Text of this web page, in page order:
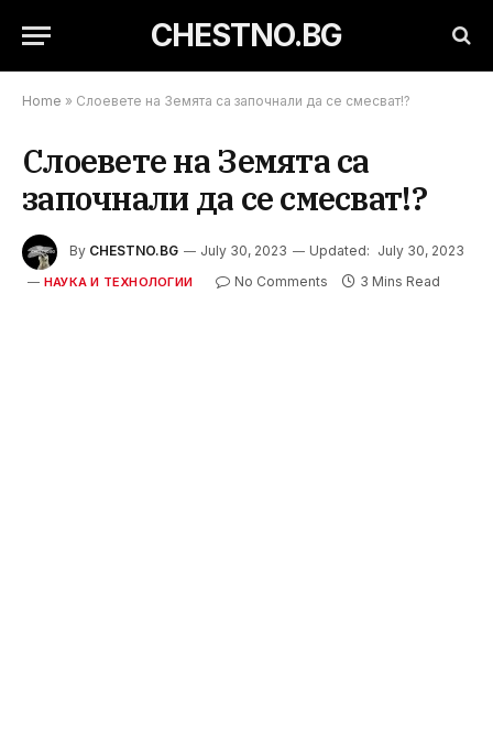
CHESTNO.BG
Home » Слоевете на Земята са започнали да се смесват!?
Слоевете на Земята са
започнали да се смесват!?
By CHESTNO.BG July 30, 2023 Updated: July 30, 2023
НАУКА И ТЕХНОЛОГИИ No Comments 3 Mins Read